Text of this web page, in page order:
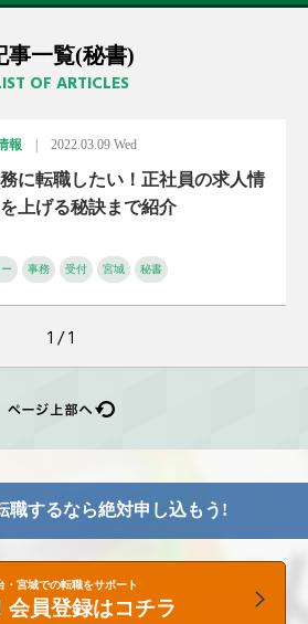
事一覧(秘書)
OF ARTICLES
報 2022.03.09 Wed
に転職したい！正社員の求人情
上げる秘訣まで紹介
事務 受付 宮城 秘書
1 / 1
職するなら絶対申し込もう!
・宮城での転職をサポート
会員登録はコチラ